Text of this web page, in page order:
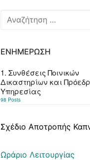
Αναζήτηση
ΕΝΗΜΈΡΩΣΗ
1. Συνθέσεις Ποινικών
Δικαστηρίων και
Υπηρεσίας
98 Posts
Σχέδιο Αποτροπής
Ωράριο Λειτουργίας